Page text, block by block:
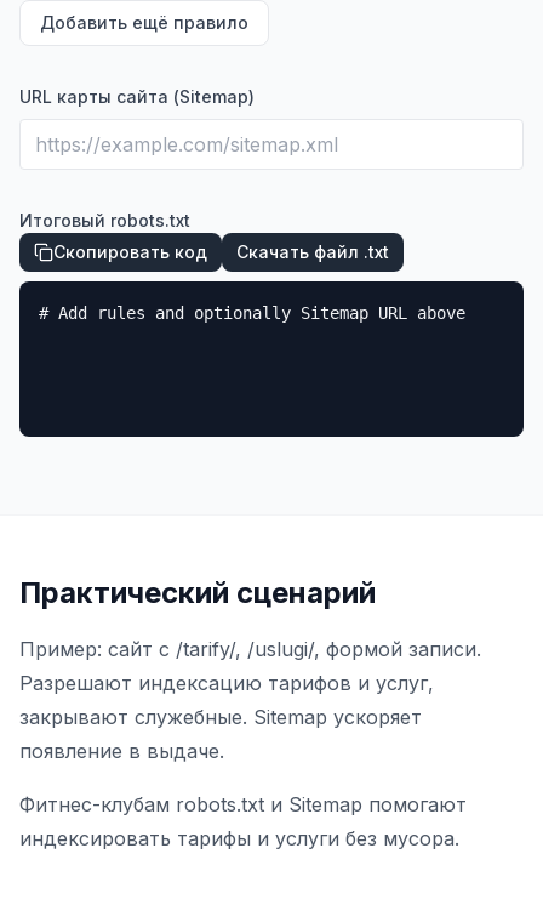
Добавить ещё правило
URL карты сайта (Sitemap)
Итоговый robots.txt
Скопировать код
Скачать файл .txt
# Add rules and optionally Sitemap URL above
Практический сценарий
Пример: сайт с /tarify/, /uslugi/, формой записи.
Разрешают индексацию тарифов и услуг,
закрывают служебные. Sitemap ускоряет
появление в выдаче.
Фитнес-клубам robots.txt и Sitemap помогают
индексировать тарифы и услуги без мусора.